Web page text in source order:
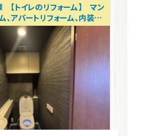
【トイレのリフォーム】 マン
、アパートリフォーム、内装リ
山リフォーム相談所 テクト